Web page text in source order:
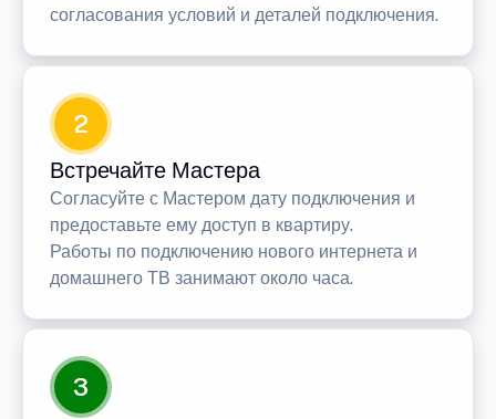
согласования условий и деталей подключения.
2
Встречайте Мастера
Согласуйте с Мастером дату подключения и
предоставьте ему доступ в квартиру.
Работы по подключению нового интернета и
домашнего ТВ занимают около часа.
3